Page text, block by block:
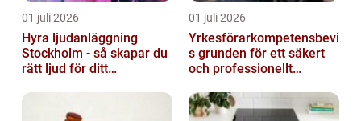
01 juli 2026
Hyra ljudanläggning
Stockholm - så skapar du
rätt ljud för ditt
01 juli 2026
Yrkesförarkompetensbevi
s grunden för ett säkert
och professionellt